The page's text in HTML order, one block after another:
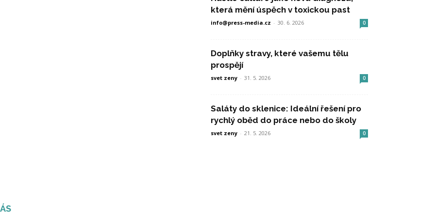
která mění úspěch v toxickou past
info@press-media.cz - 30. 6. 2026 0
Doplňky stravy, které vašemu tělu
prospějí
svet zeny - 31. 5. 2026 0
Saláty do sklenice: Ideální řešení pro
rychlý oběd do práce nebo do školy
svet zeny - 21. 5. 2026 0